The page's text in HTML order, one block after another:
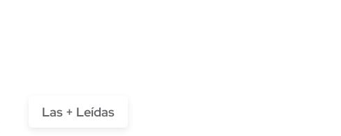
Las + Leídas